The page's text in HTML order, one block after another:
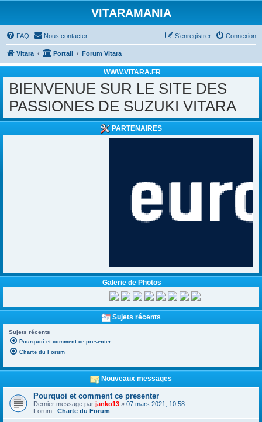
VITARAMANIA
FAQ Nous contacter Connexion
S’enregistrer
Vitara Portail Forum Vitara
WWW.VITARA.FR
BIENVENUE SUR LE SITE DES
PASSIONES DE SUZUKI VITARA
PARTENAIRES
Galerie de Photos
Sujets récents
Sujets récents
Pourquoi et comment ce presenter
Charte du Forum
Nouveaux messages
Pourquoi et comment ce presenter
Dernier message par janko13 » 07 mars 2021, 10:58
Forum : Charte du Forum